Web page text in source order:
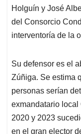
Holguín y José
del Consorcio
interventoría de la
Su defensor es el
Zúñiga. Se estima
personas serían
exmandatario local
2020 y 2023
en el gran elector